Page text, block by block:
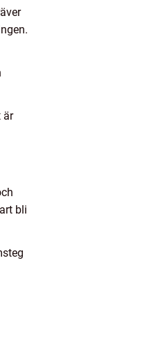
är
bli